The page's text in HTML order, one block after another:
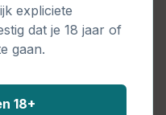
expliciete
dat je 18 jaar of
gaan.
18+